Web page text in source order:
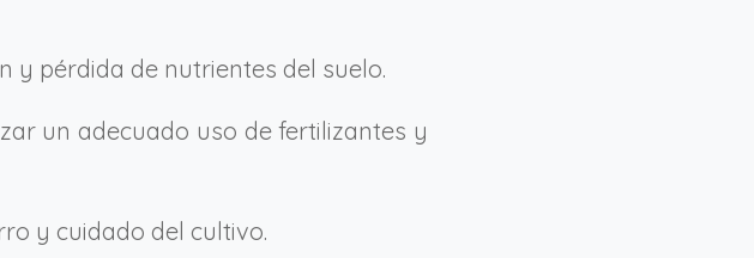
y pérdida de nutrientes del suelo.
un adecuado uso de fertilizantes y
y cuidado del cultivo.